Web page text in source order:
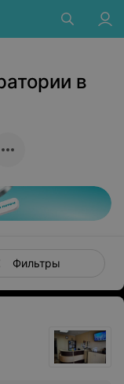
в
Фильтры